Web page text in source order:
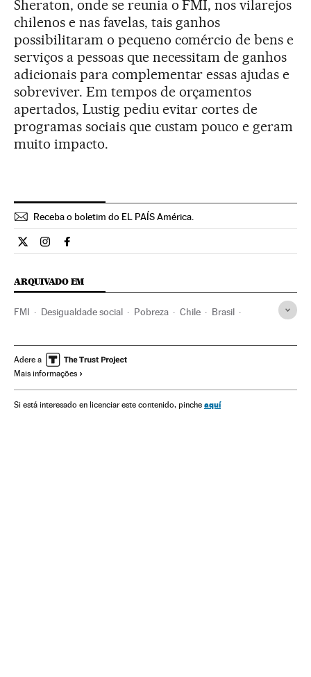
Sheraton, onde se reunia o FMI, nos vilarejos
chilenos e nas favelas, tais ganhos
possibilitaram o pequeno comércio de bens e
serviços a pessoas que necessitam de ganhos
adicionais para complementar essas ajudas e
sobreviver. Em tempos de orçamentos
apertados, Lustig pediu evitar cortes de
programas sociais que custam pouco e geram
muito impacto.
Receba o boletim do EL PAÍS América.
Economia El País Brasil en Twitter
Economia El País Brasil en Instagram
Economia El País Brasil en Facebook
ARQUIVADO EM
FMI Desigualdade social Pobreza Chile Brasil
Organizações internacionais
Relações exteriores
Adere a
Mais informações
Si está interesado en licenciar este contenido, pinche aquí